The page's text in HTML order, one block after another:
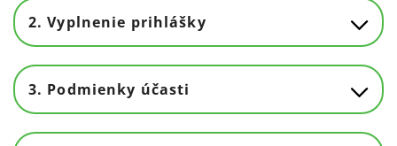
2. Vyplnenie prihlášky
3. Podmienky účasti